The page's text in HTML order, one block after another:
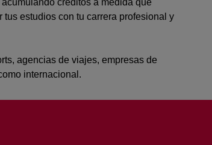
estudios con tu carrera profesional y
agencias de viajes, empresas de
internacional.